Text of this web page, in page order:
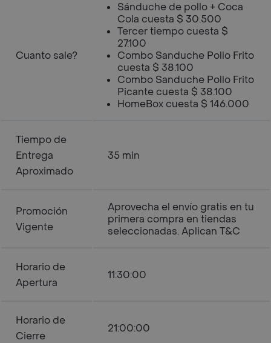
Cuanto sale?
Sánduche de pollo + Coca
Cola cuesta $ 30.500
Tercer tiempo cuesta $
27.100
Combo Sanduche Pollo Frito
cuesta $ 38.100
Combo Sanduche Pollo Frito
Picante cuesta $ 38.100
HomeBox cuesta $ 146.000
Tiempo de
Entrega
Aproximado
35 min
Promoción
Vigente
Aprovecha el envío gratis en tu
primera compra en tiendas
seleccionadas. Aplican T&C
Horario de
Apertura
11:30:00
Horario de
Cierre
21:00:00